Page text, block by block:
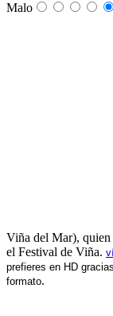
Malo
Viña del Mar), quien
el Festival de Viña.
prefieres en HD
formato.